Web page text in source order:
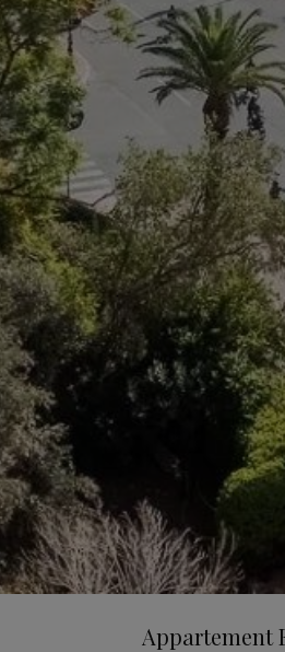
Appartement